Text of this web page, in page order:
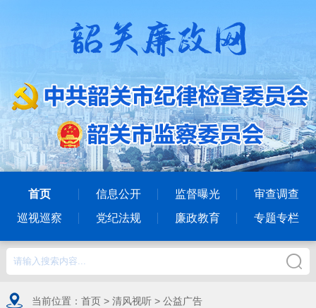
首页 信息公开 监督曝光
审查调查
巡视巡察
党纪法规 廉政教育 专题专栏
当前位置： 首页> 清风视听> 公益广告